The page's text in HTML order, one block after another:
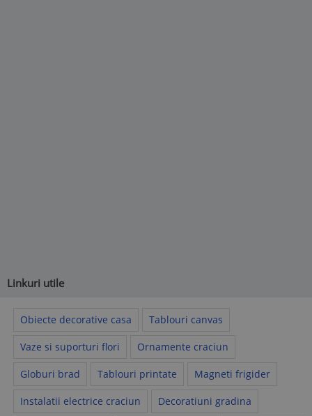
Linkuri utile
Obiecte decorative casa Tablouri canvas
Vaze si suporturi flori Ornamente craciun
Globuri brad Tablouri printate Magneti frigider
Instalatii electrice craciun Decoratiuni gradina